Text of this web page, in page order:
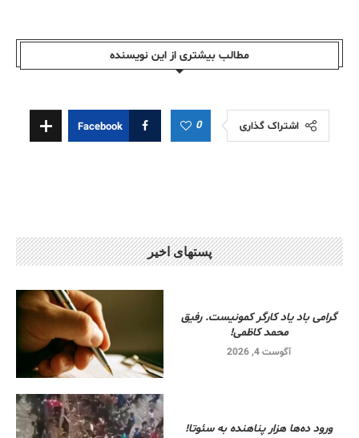
مطالب بیشتری از این نویسندە
اشتراک گذاری 0
Facebook
پستهای اخیر
گرامی باد یاد کارگر کمونیست. رفیق
محمد کاظمی!
آگوست 4, 2026
ورود ده‌ها هزار پناهنده به سئوتا!